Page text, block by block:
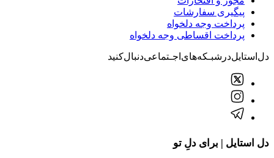
پرسش‌های متداول
رویه‌های بازگرداندن کالا
شرایط استفاده
لینک های سریع
مجوز و افتخارات
پیگیری سفارشات
پرداخت وجه دلخواه
دل‌استایل‌در‌‌شبـکه‌های‌اجـتماعی‌دنبال‌کنید